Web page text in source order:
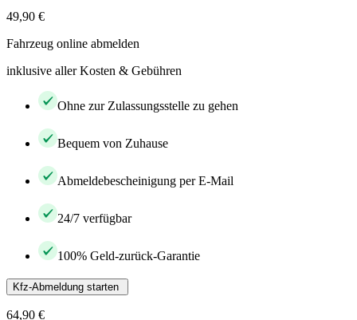
49,90 €
Fahrzeug online abmelden
inklusive aller Kosten & Gebühren
Ohne zur Zulassungsstelle zu gehen
Bequem von Zuhause
Abmeldebescheinigung per E-Mail
24/7 verfügbar
100% Geld-zurück-Garantie
Kfz-Abmeldung starten
64,90 €